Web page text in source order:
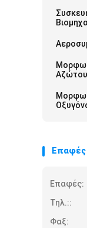
Επαφές
Επαφές:
Τηλ.::
Φαξ: